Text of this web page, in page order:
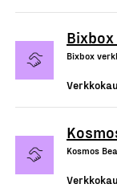
Bixbox
Kosmos